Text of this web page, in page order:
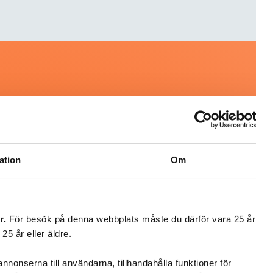
Om
För besök på denna webbplats måste du därför vara 25 år
år eller äldre.
till användarna, tillhandahålla funktioner för